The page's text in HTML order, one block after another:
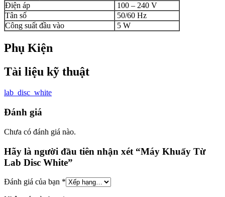
Điện áp
100 – 240 V
Tân số
50/60 Hz
Công suất đầu vào
5 W
Phụ Kiện
Tài liệu kỹ thuật
lab_disc_white
Đánh giá
Chưa có đánh giá nào.
Hãy là người đầu tiên nhận xét “Máy Khuấy Từ
Lab Disc White”
Đánh giá của bạn *